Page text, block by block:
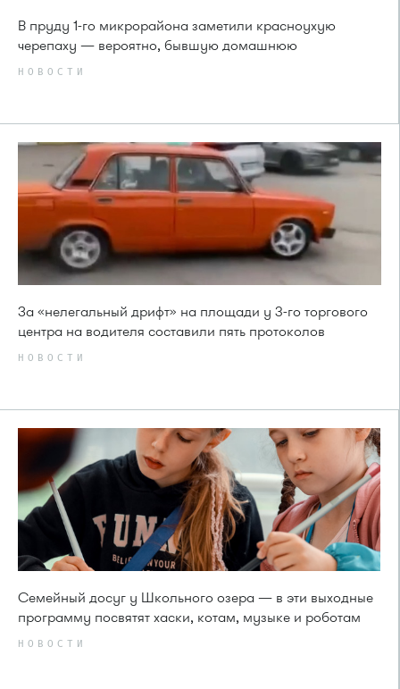
В пруду 1-го микрорайона заметили красноухую
черепаху — вероятно, бывшую домашнюю
НОВОСТИ
За «нелегальный дрифт» на площади у 3-го торгового
центра на водителя составили пять протоколов
НОВОСТИ
Семейный досуг у Школьного озера — в эти выходные
программу посвятят хаски, котам, музыке и роботам
НОВОСТИ